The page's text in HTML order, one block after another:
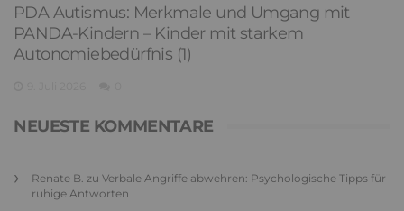
PDA Autismus: Merkmale und Umgang mit
PANDA-Kindern – Kinder mit starkem
Autonomiebedürfnis (1)
NEUESTE KOMMENTARE
Renate B. zu Verbale Angriffe abwehren: Psychologische Tipps für
ruhige Antworten